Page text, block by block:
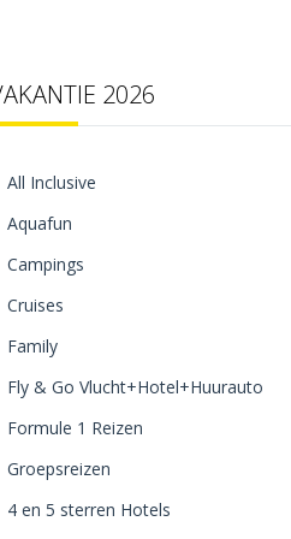
2026
All Inclusive
Aquafun
Campings
Cruises
Family
Fly & Go Vlucht+Hotel+Huurauto
Formule 1 Reizen
Groepsreizen
4 en 5 sterren Hotels